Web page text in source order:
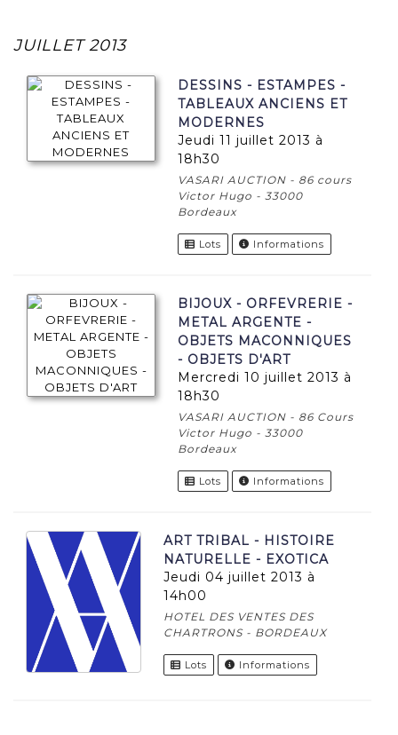
JUILLET 2013
DESSINS - ESTAMPES -
TABLEAUX ANCIENS ET
MODERNES
jeudi 11 juillet 2013 à
18h30
VASARI AUCTION - 86 cours
Victor Hugo - 33000
Bordeaux
Lots Informations
BIJOUX - ORFEVRERIE -
METAL ARGENTE -
OBJETS MACONNIQUES
- OBJETS D'ART
mercredi 10 juillet 2013 à
18h30
VASARI AUCTION - 86 Cours
Victor Hugo - 33000
Bordeaux
Lots Informations
ART TRIBAL - HISTOIRE
NATURELLE - EXOTICA
jeudi 04 juillet 2013 à
14h00
HOTEL DES VENTES DES
CHARTRONS - BORDEAUX
Lots Informations